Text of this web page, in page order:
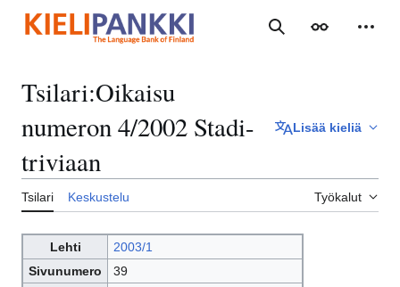
sisältöön
Haku Ulkoasu
Tsilari:Oikaisu
numeron 4/2002 Stadi-
triviaan
Lisää kieliä
Tsilari Keskustelu Työkalut
Lehti
2003/1
Sivunumero
39